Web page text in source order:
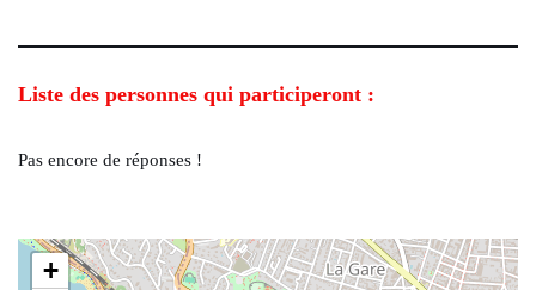
Liste des personnes qui participeront :
Pas encore de réponses !
+